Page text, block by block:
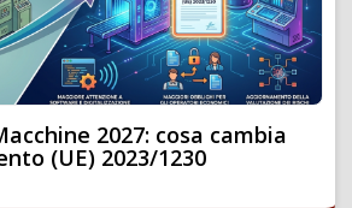
2027: cosa cambia
(UE) 2023/1230